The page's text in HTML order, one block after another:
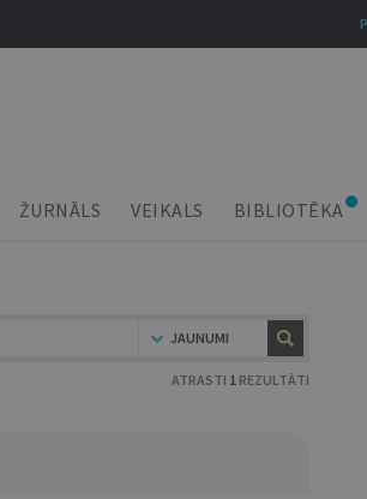
ŽURNĀLS VEIKALS BIBLIOTĒKA
JAUNUMI
ATRASTI 1 REZULTĀTI